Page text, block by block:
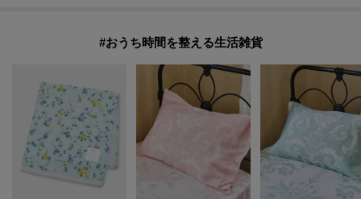
#おうち時間を整える生活雑貨